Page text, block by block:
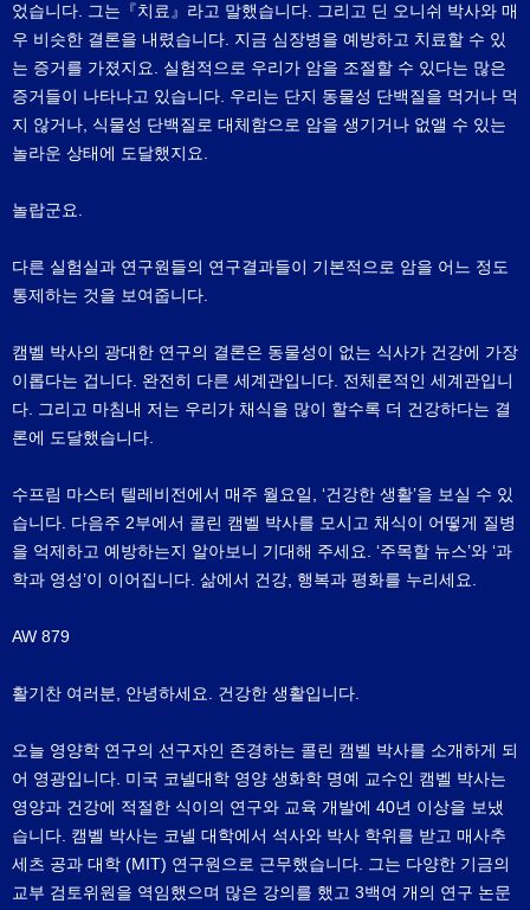
었습니다. 그는『치료』라고 말했습니다. 그리고 딘 오니쉬 박사와 매
우 비슷한 결론을 내렸습니다. 지금 심장병을 예방하고 치료할 수 있
는 증거를 가졌지요. 실험적으로 우리가 암을 조절할 수 있다는 많은
증거들이 나타나고 있습니다. 우리는 단지 동물성 단백질을 먹거나 먹
지 않거나, 식물성 단백질로 대체함으로 암을 생기거나 없앨 수 있는
놀라운 상태에 도달했지요.
놀랍군요.
다른 실험실과 연구원들의 연구결과들이 기본적으로 암을 어느 정도
통제하는 것을 보여줍니다.
캠벨 박사의 광대한 연구의 결론은 동물성이 없는 식사가 건강에 가장
이롭다는 겁니다. 완전히 다른 세계관입니다. 전체론적인 세계관입니
다. 그리고 마침내 저는 우리가 채식을 많이 할수록 더 건강하다는 결
론에 도달했습니다.
수프림 마스터 텔레비전에서 매주 월요일, ‘건강한 생활’을 보실 수 있
습니다. 다음주 2부에서 콜린 캠벨 박사를 모시고 채식이 어떻게 질병
을 억제하고 예방하는지 알아보니 기대해 주세요. ‘주목할 뉴스’와 ‘과
학과 영성’이 이어집니다. 삶에서 건강, 행복과 평화를 누리세요.
AW 879
활기찬 여러분, 안녕하세요. 건강한 생활입니다.
오늘 영양학 연구의 선구자인 존경하는 콜린 캠벨 박사를 소개하게 되
어 영광입니다. 미국 코넬대학 영양 생화학 명예 교수인 캠벨 박사는
영양과 건강에 적절한 식이의 연구와 교육 개발에 40년 이상을 보냈
습니다. 캠벨 박사는 코넬 대학에서 석사와 박사 학위를 받고 매사추
세츠 공과 대학 (MIT) 연구원으로 근무했습니다. 그는 다양한 기금의
교부 검토위원을 역임했으며 많은 강의를 했고 3백여 개의 연구 논문